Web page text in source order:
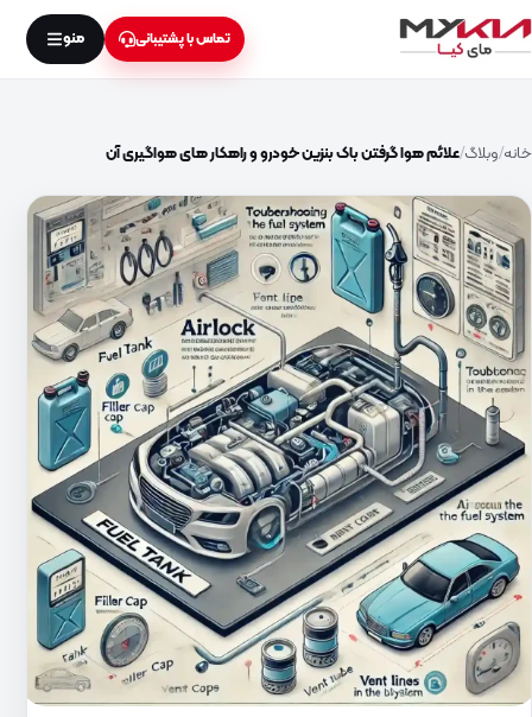
تماس با پشتیبانی منو
خانه وبلاگ علائم هوا گرفتن باک بنزین خودرو و راهکار های هواگیری آن